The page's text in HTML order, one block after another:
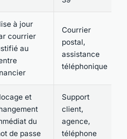
à jour
courrier
au
Courrier
postal,
assistance
téléphonique
et
du
de passe
Support
client,
agence,
téléphone